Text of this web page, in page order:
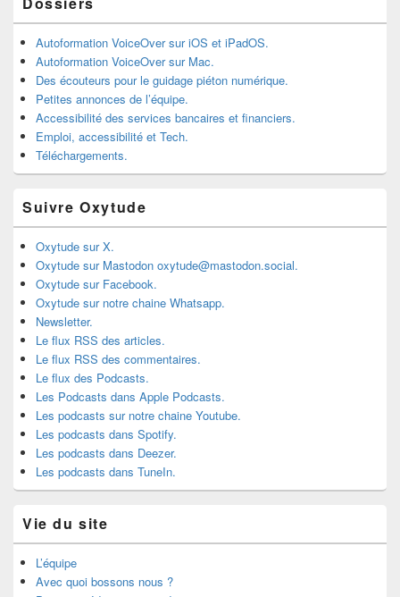
Autoformation VoiceOver sur iOS et iPadOS.
Autoformation VoiceOver sur Mac.
Des écouteurs pour le guidage piéton numérique.
Petites annonces de l’équipe.
Accessibilité des services bancaires et financiers.
Emploi, accessibilité et Tech.
Téléchargements.
Suivre Oxytude
Oxytude sur X.
Oxytude sur Mastodon oxytude@mastodon.social.
Oxytude sur Facebook.
Oxytude sur notre chaine Whatsapp.
Newsletter.
Le flux RSS des articles.
Le flux RSS des commentaires.
Le flux des Podcasts.
Les Podcasts dans Apple Podcasts.
Les podcasts sur notre chaine Youtube.
Les podcasts dans Spotify.
Les podcasts dans Deezer.
Les podcasts dans TuneIn.
Vie du site
L’équipe
Avec quoi bossons nous ?